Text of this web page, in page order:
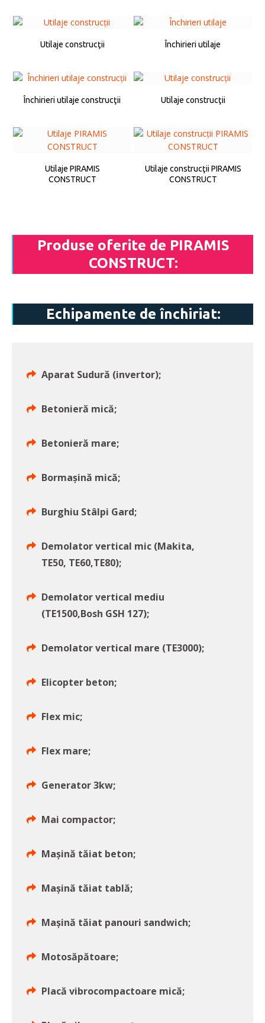
Utilaje construcţii Închirieri utilaje
Închirieri utilaje construcţii Utilaje construcţii
Utilaje PIRAMIS
CONSTRUCT
Utilaje construcţii PIRAMIS
CONSTRUCT
Produse oferite de PIRAMIS
CONSTRUCT:
Echipamente de închiriat:
Aparat Sudură (invertor);
Betonieră mică;
Betonieră mare;
Bormașină mică;
Burghiu Stâlpi Gard;
Demolator vertical mic (Makita,
TE50, TE60,TE80);
Demolator vertical mediu
(TE1500,Bosh GSH 127);
Demolator vertical mare (TE3000);
Elicopter beton;
Flex mic;
Flex mare;
Generator 3kw;
Mai compactor;
Mașină tăiat beton;
Mașină tăiat tablă;
Mașină tăiat panouri sandwich;
Motosăpătoare;
Placă vibrocompactoare mică;